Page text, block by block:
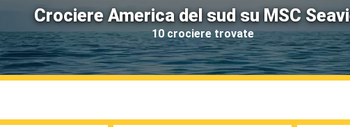
Crociere America del sud su MSC
10 crociere trovate